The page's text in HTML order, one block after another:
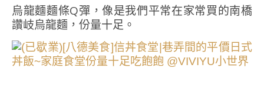
烏龍麵麵條Q彈，像是我們平常在家常買的南橋
讚岐烏龍麵，份量十足。